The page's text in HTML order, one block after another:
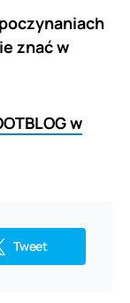
znać w
w
Tweet